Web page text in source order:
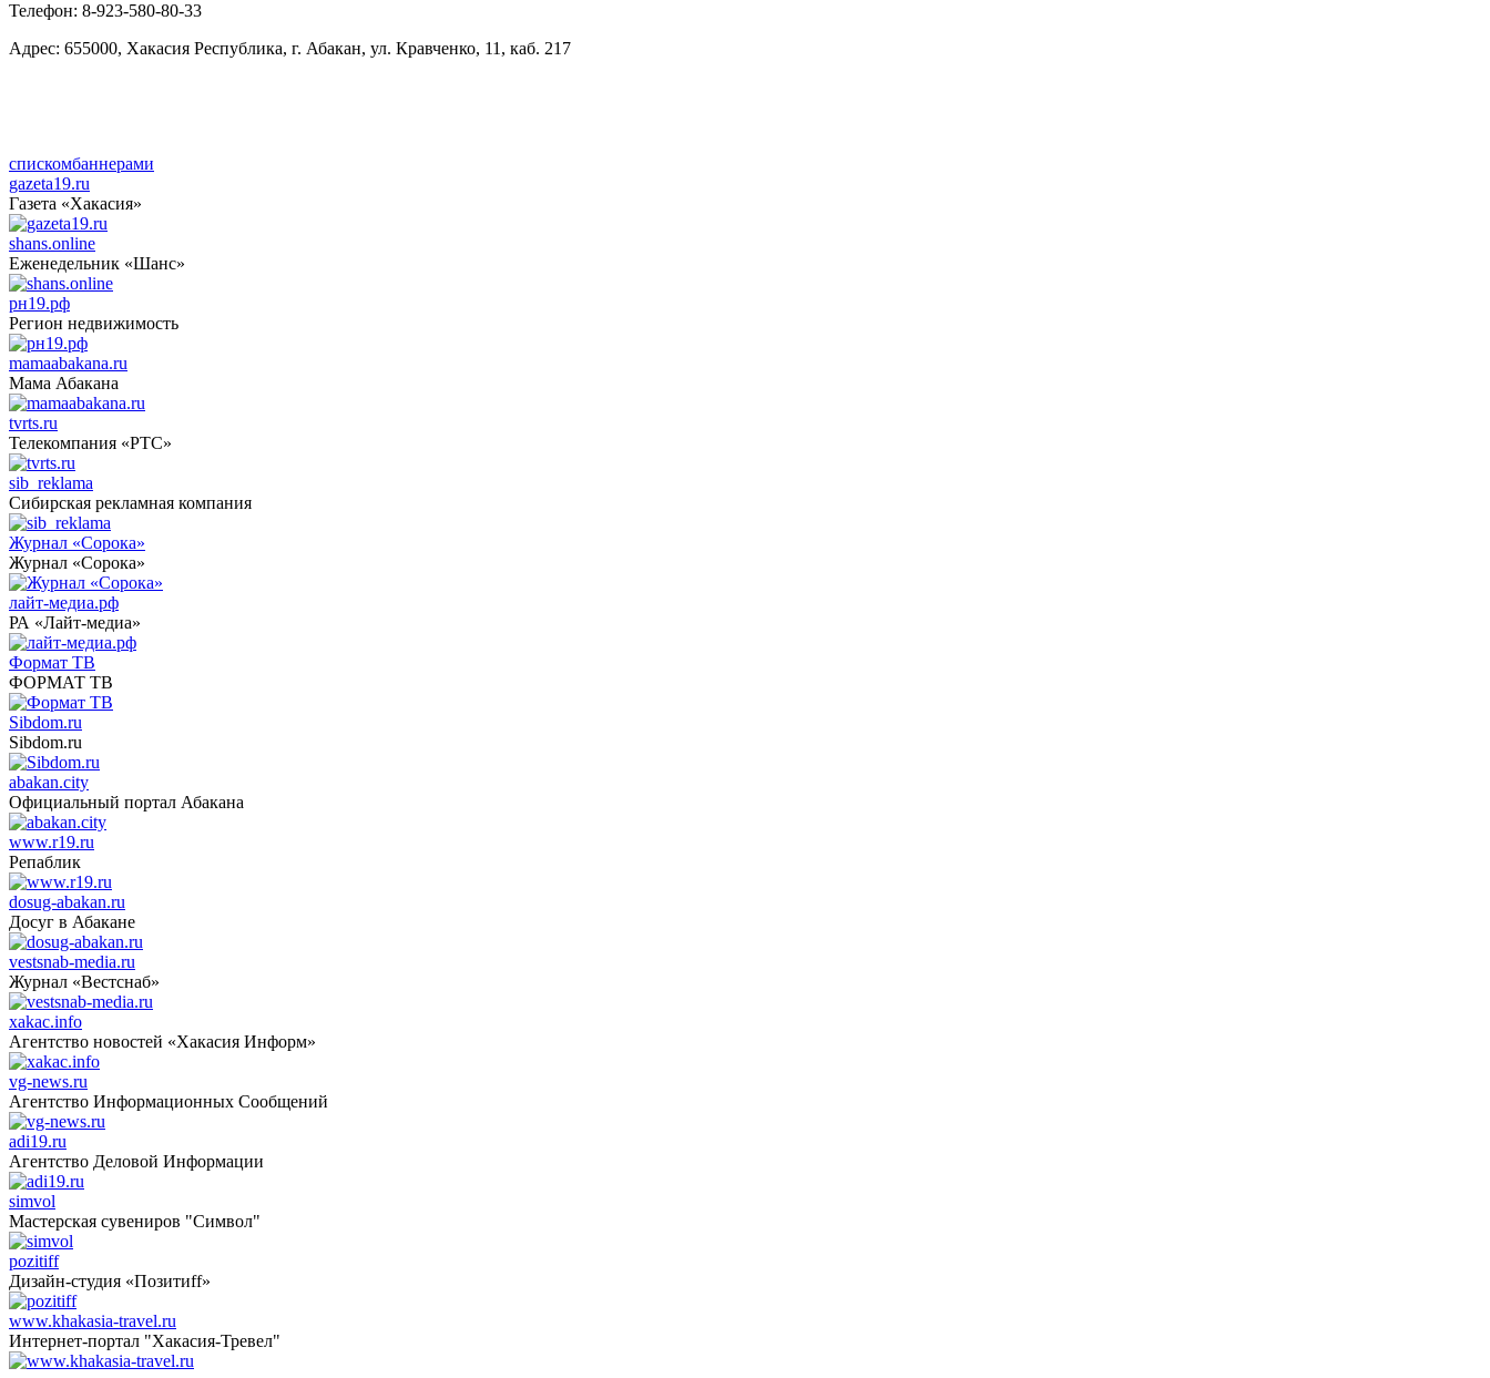
Телефон: 8-923-580-80-33
Адрес: 655000, Хакасия Республика, г. Абакан, ул. Кравченко, 11, каб. 217
спискомбаннерами
gazeta19.ru
Газета «Хакасия»
shans.online
Еженедельник «Шанс»
рн19.рф
Регион недвижимость
mamaabakana.ru
Мама Абакана
tvrts.ru
Телекомпания «РТС»
sib_reklama
Сибирская рекламная компания
Журнал «Сорока»
Журнал «Сорока»
лайт-медиа.рф
РА «Лайт-медиа»
Формат ТВ
ФОРМАТ ТВ
Sibdom.ru
Sibdom.ru
abakan.city
Официальный портал Абакана
www.r19.ru
Репаблик
dosug-abakan.ru
Досуг в Абакане
vestsnab-media.ru
Журнал «Вестснаб»
xakac.info
Агентство новостей «Хакасия Информ»
vg-news.ru
Агентство Информационных Сообщений
adi19.ru
Агентство Деловой Информации
simvol
Мастерская сувениров "Символ"
pozitiff
Дизайн-студия «Позитиff»
www.khakasia-travel.ru
Интернет-портал "Хакасия-Тревел"